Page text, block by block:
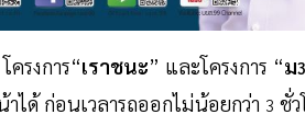
โครงการ“เราชนะ” และโครงการ “ม
ได้ ก่อนเวลารถออกไม่น้อยกว่า 3 ชั่